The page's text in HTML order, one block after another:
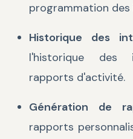
programmation
Historique des
l'historique des
rapports d'activité.
Génération de
rapports